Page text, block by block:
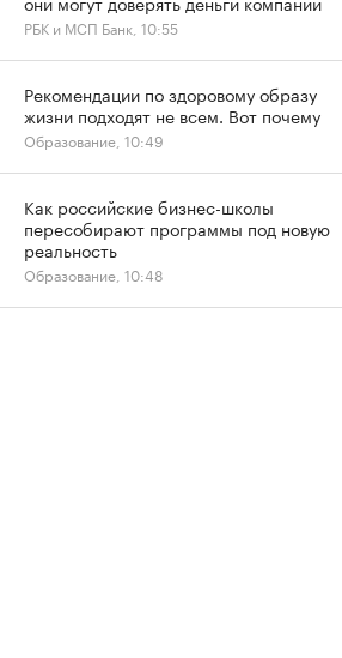
РБК и МСП Банк, 10:55
Рекомендации по здоровому образу
жизни подходят не всем. Вот почему
Образование, 10:49
Как российские бизнес-школы
пересобирают программы под новую
реальность
Образование, 10:48